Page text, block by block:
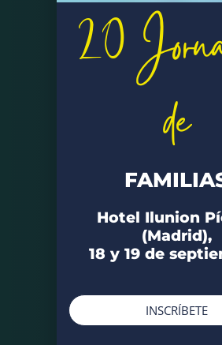
20
de
Hotel Ilunion
(Madrid),
18 y 19 de
INSCRÍBETE